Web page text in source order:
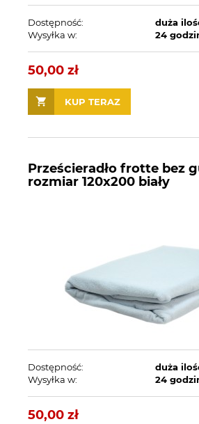
Dostępność:
duża
Wysyłka w:
24
50,00 zł
KUP TERAZ
Prześcieradło frotte bez
rozmiar 120x200 biały
Dostępność:
duża
Wysyłka w:
24
50,00 zł